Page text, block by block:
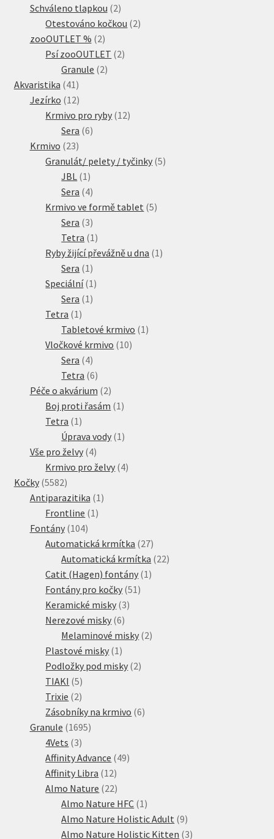
produkty
Schváleno tlapkou 22
produkty
Otestováno kočkou 22
zooOUTLET % 22
produkty
Psí zooOUTLET 22
Granule 22
Akvaristika 41 41
produktů
Jezírko 1212
produktů
Krmivo pro ryby 1212
Sera 66
Krmivo 2323
produktů
Granulát/ pelety / tyčinky 55
JBL 1 1
produkt
Sera 44
produkty
Krmivo ve formě tablet 55
Sera 33
produkty
Tetra 1 1
produkt
Ryby žijící převážně u dna 1 1
Sera 1 1
produkt
Speciální 1 1
Sera 1 1
Tetra 1 1
produkt
Tabletové krmivo 1 1
Vločkové krmivo 1010
Sera 44
produkty
Tetra 66
produktů
Péče o akvárium 22
produkty
Boj proti řasám 1 1
Tetra 1 1
produkt
Úprava vody 1 1
Vše pro želvy 44
produkty
Krmivo pro želvy 44
Kočky 55825582
produktů
Antiparazitika 1 1
Frontline 1 1
Fontány 104104
produktů
Automatická krmítka 2727
produktů
Automatická krmítka 2222
Catit (Hagen) fontány 1 1
Fontány pro kočky 51 51
Keramické misky 33
Nerezové misky 66
produktů
Melaminové misky 22
Plastové misky 1 1
produkt
Podložky pod misky 22
TIAKI 55
produktů
Trixie 22
produkty
Zásobníky na krmivo 66
Granule 16951695
4Vets 33
produkty
Affinity Advance 4949
Affinity Libra 1212
produktů
Almo Nature 2222
produktů
Almo Nature HFC 1 1
produkt
Almo Nature Holistic Adult 99
produktů
Almo Nature Holistic Kitten 33